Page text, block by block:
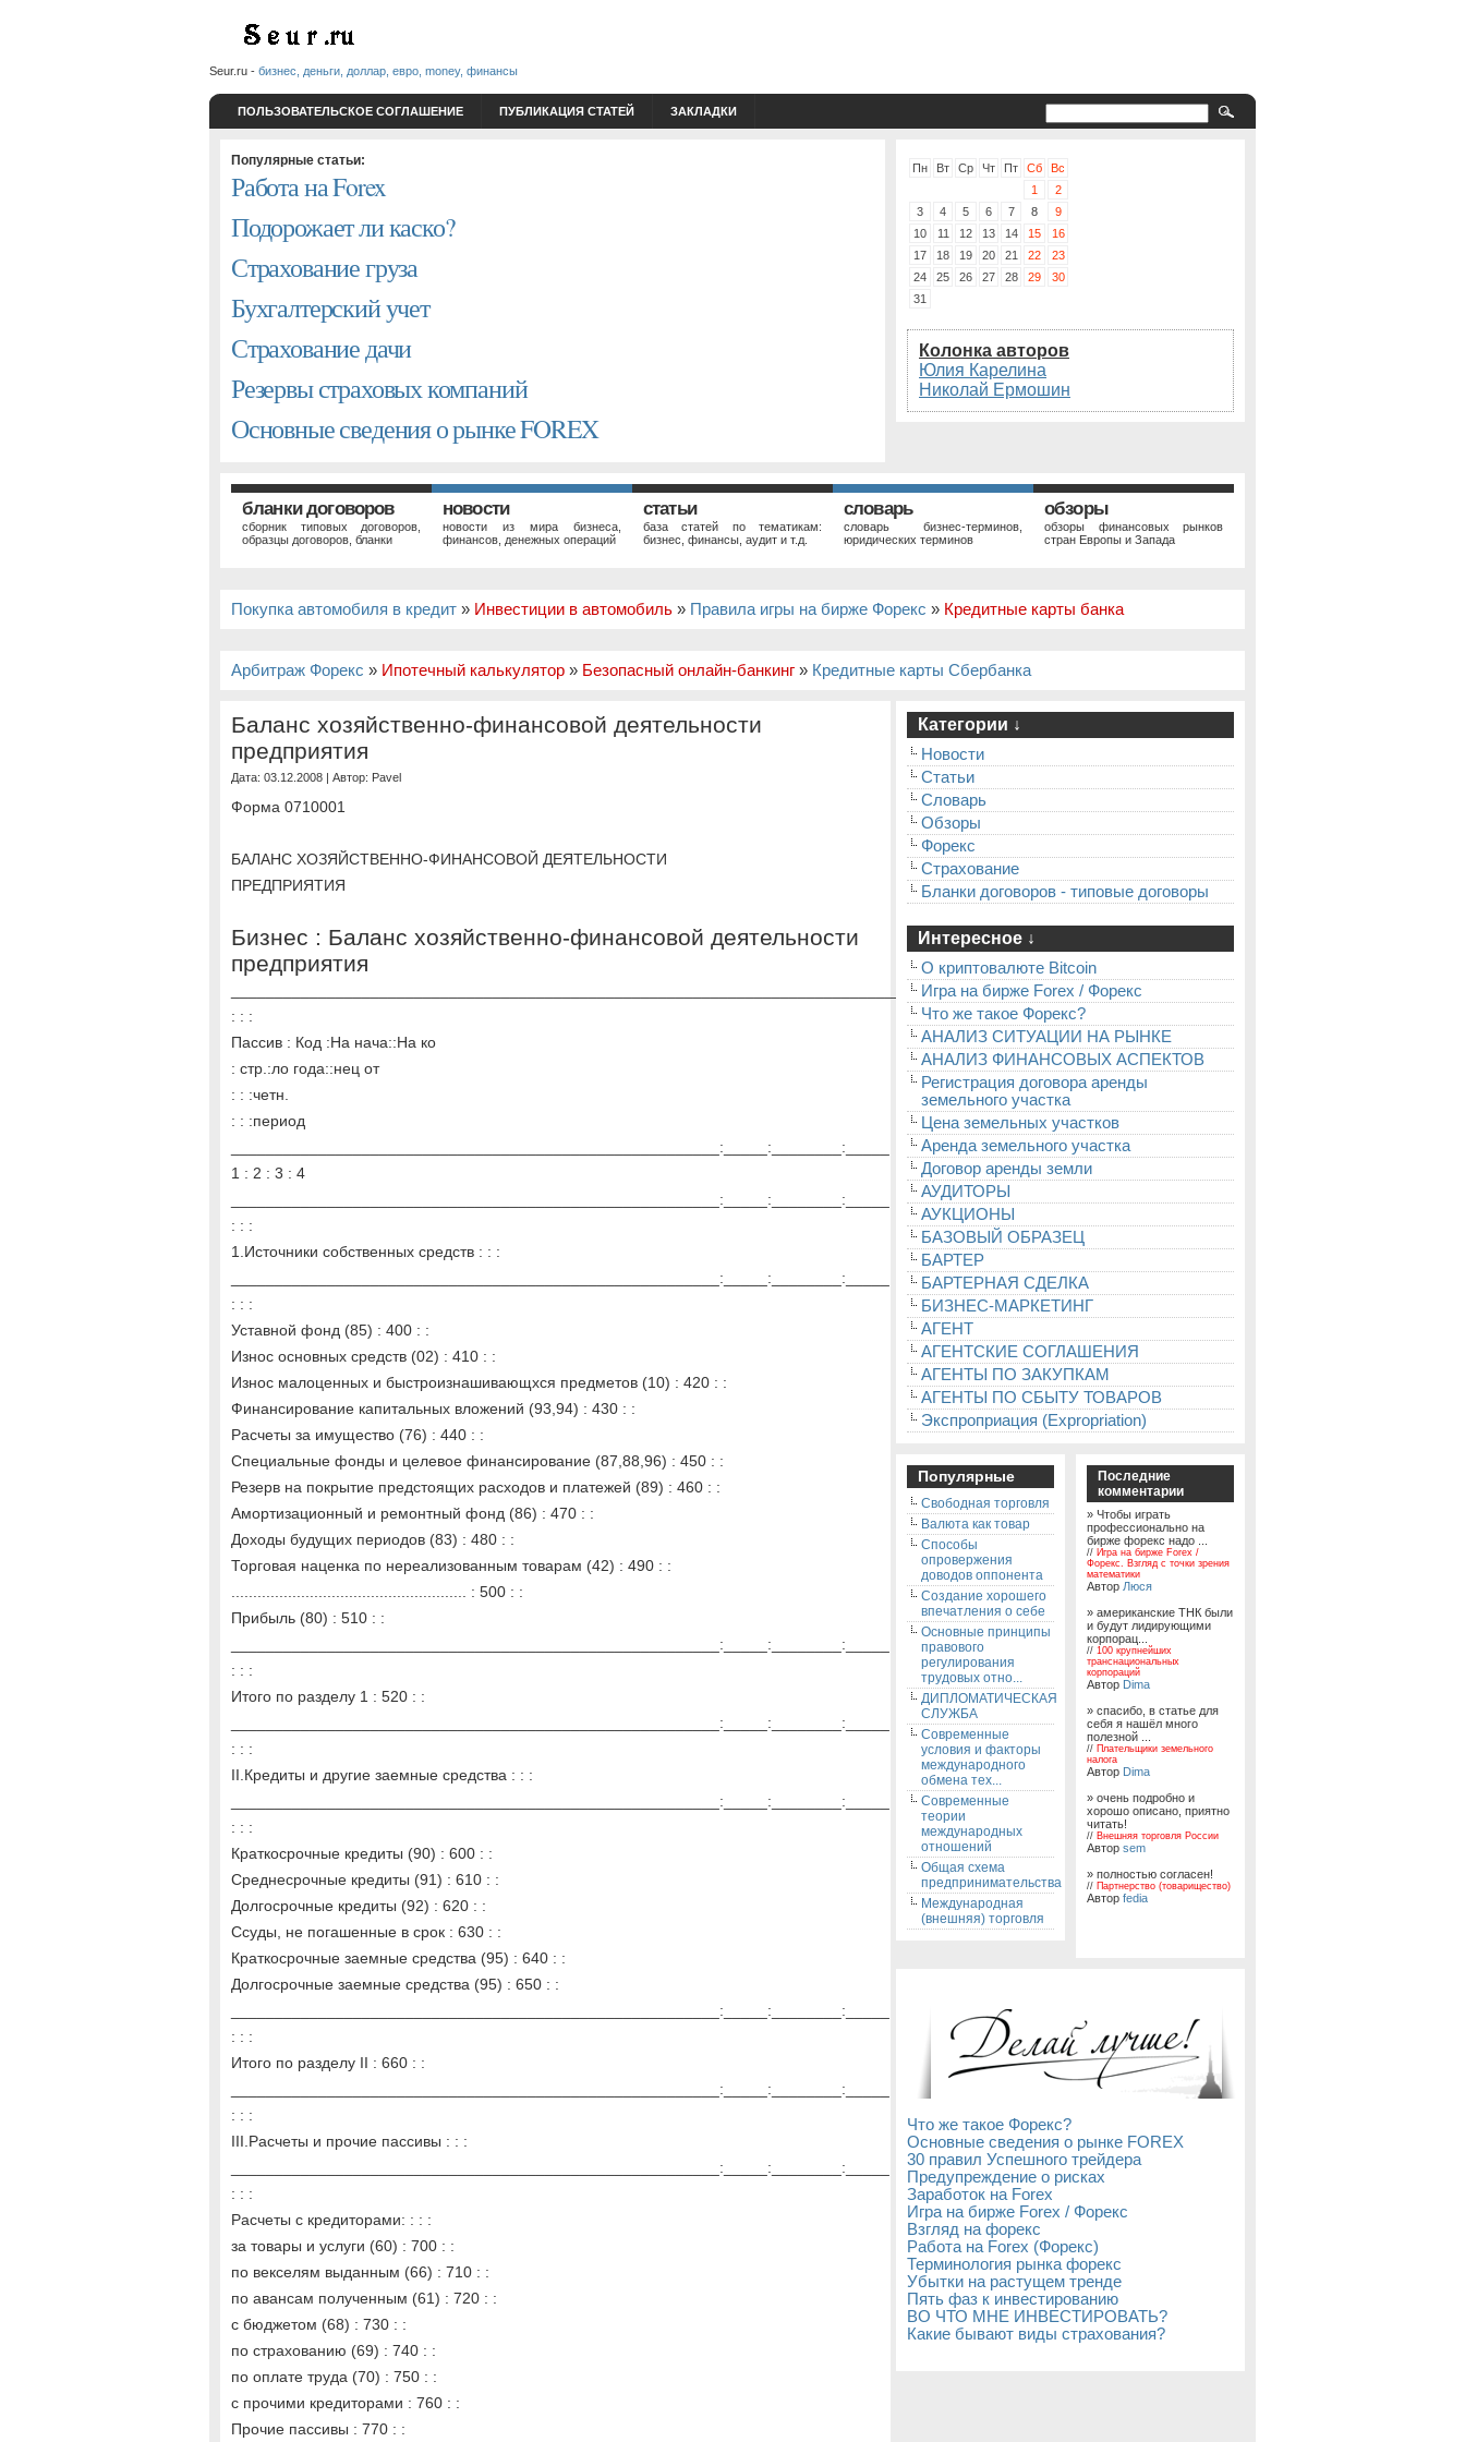
Seur.ru - бизнес, деньги, доллар, евро, money, финансы
ПОЛЬЗОВАТЕЛЬСКОЕ СОГЛАШЕНИЕ ПУБЛИКАЦИЯ СТАТЕЙ ЗАКЛАДКИ
Популярные статьи:
Работа на Forex
Подорожает ли каско?
Страхование груза
Бухгалтерский учет
Страхование дачи
Резервы страховых компаний
Основные сведения о рынке FOREX
Пн Вт Ср Чт Пт Сб
Вс
1
2
3
4 5 6 7 8
9
10
11 12 13 14 15
16
17
18 19 20 21 22
23
24
25 26 27 28 29
30
31
Колонка авторов
Юлия Карелина
Николай Ермошин
бланки договоров
сборник типовых договоров,
образцы договоров, бланки
новости
новости из мира бизнеса,
финансов, денежных операций
статьи
база статей по тематикам:
бизнес, финансы, аудит и т.д.
словарь
словарь бизнес-терминов,
юридических терминов
обзоры
обзоры финансовых рынков
стран Европы и Запада
Покупка автомобиля в кредит » Инвестиции в автомобиль » Правила игры на бирже Форекс » Кредитные карты банка
Арбитраж Форекс » Ипотечный калькулятор » Безопасный онлайн-банкинг » Кредитные карты Сбербанка
Баланс хозяйственно-финансовой деятельности
предприятия
Дата: 03.12.2008 | Автор: Pavel
Форма 0710001
БАЛАНС ХОЗЯЙСТВЕННО-ФИНАНСОВОЙ ДЕЯТЕЛЬНОСТИ
ПРЕДПРИЯТИЯ
Бизнес : Баланс хозяйственно-финансовой деятельности
предприятия
: : :
Пассив : Код :На нача::На ко
: стр.:ло года::нец от
: : :четн.
: : :период
________________________________________________________:_____:________:_____
1 : 2 : 3 : 4
________________________________________________________:_____:________:_____
: : :
1.Источники собственных средств : : :
________________________________________________________:_____:________:_____
: : :
Уставной фонд (85) : 400 : :
Износ основных средств (02) : 410 : :
Износ малоценных и быстроизнашивающхся предметов (10) : 420 : :
Финансирование капитальных вложений (93,94) : 430 : :
Расчеты за имущество (76) : 440 : :
Специальные фонды и целевое финансирование (87,88,96) : 450 : :
Резерв на покрытие предстоящих расходов и платежей (89) : 460 : :
Амортизационный и ремонтный фонд (86) : 470 : :
Доходы будущих периодов (83) : 480 : :
Торговая наценка по нереализованным товарам (42) : 490 : :
...................................................... : 500 : :
Прибыль (80) : 510 : :
________________________________________________________:_____:________:_____
: : :
Итого по разделу 1 : 520 : :
________________________________________________________:_____:________:_____
: : :
II.Кредиты и другие заемные средства : : :
________________________________________________________:_____:________:_____
: : :
Краткосрочные кредиты (90) : 600 : :
Среднесрочные кредиты (91) : 610 : :
Долгосрочные кредиты (92) : 620 : :
Ссуды, не погашенные в срок : 630 : :
Краткосрочные заемные средства (95) : 640 : :
Долгосрочные заемные средства (95) : 650 : :
________________________________________________________:_____:________:_____
: : :
Итого по разделу II : 660 : :
________________________________________________________:_____:________:_____
: : :
III.Расчеты и прочие пассивы : : :
________________________________________________________:_____:________:_____
: : :
Расчеты с кредиторами: : : :
за товары и услуги (60) : 700 : :
по векселям выданным (66) : 710 : :
по авансам полученным (61) : 720 : :
с бюджетом (68) : 730 : :
по страхованию (69) : 740 : :
по оплате труда (70) : 750 : :
с прочими кредиторами : 760 : :
Прочие пассивы : 770 : :
Категории ↓
Новости
Статьи
Словарь
Обзоры
Форекс
Страхование
Бланки договоров - типовые договоры
Интересное ↓
О криптовалюте Bitcoin
Игра на бирже Forex / Форекс
Что же такое Форекс?
АНАЛИЗ СИТУАЦИИ НА РЫНКЕ
АНАЛИЗ ФИНАНСОВЫХ АСПЕКТОВ
Регистрация договора аренды
земельного участка
Цена земельных участков
Аренда земельного участка
Договор аренды земли
АУДИТОРЫ
АУКЦИОНЫ
БАЗОВЫЙ ОБРАЗЕЦ
БАРТЕР
БАРТЕРНАЯ СДЕЛКА
БИЗНЕС-МАРКЕТИНГ
АГЕНТ
АГЕНТСКИЕ СОГЛАШЕНИЯ
АГЕНТЫ ПО ЗАКУПКАМ
АГЕНТЫ ПО СБЫТУ ТОВАРОВ
Экспроприация (Expropriation)
Популярные
Свободная торговля
Валюта как товар
Способы
опровержения
доводов оппонента
Создание хорошего
впечатления о себе
Основные принципы
правового
регулирования
трудовых отно...
ДИПЛОМАТИЧЕСКАЯ
СЛУЖБА
Современные
условия и факторы
международного
обмена тех...
Современные
теории
международных
отношений
Общая схема
предпринимательства
Международная
(внешняя) торговля
Последние
комментарии
» Чтобы играть
профессионально на
бирже форекс надо ...
// Игра на бирже Forex /
Форекс. Взгляд с точки зрения
математики
Автор Люся
» американские ТНК были
и будут лидирующими
корпорац...
// 100 крупнейших
транснациональных
корпораций
Автор Dima
» спасибо, в статье для
себя я нашёл много
полезной ...
// Плательщики земельного
налога
Автор Dima
» очень подробно и
хорошо описано, приятно
читать!
// Внешняя торговля России
Автор sem
» полностью согласен!
// Партнерство (товарищество)
Автор fedia
Что же такое Форекс?
Основные сведения о рынке FOREX
30 правил Успешного трейдера
Предупреждение о рисках
Заработок на Forex
Игра на бирже Forex / Форекс
Взгляд на форекс
Работа на Forex (Форекс)
Терминология рынка форекс
Убытки на растущем тренде
Пять фаз к инвестированию
ВО ЧТО МНЕ ИНВЕСТИРОВАТЬ?
Какие бывают виды страхования?